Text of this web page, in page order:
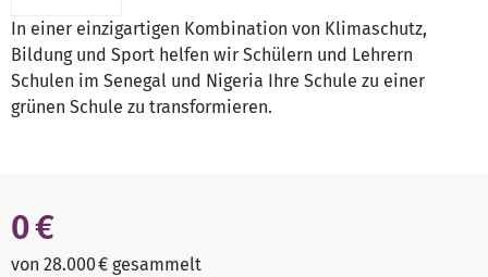
In einer einzigartigen Kombination von Klimaschutz,
Bildung und Sport helfen wir Schülern und Lehrern
Schulen im Senegal und Nigeria Ihre Schule zu einer
grünen Schule zu transformieren.
0 €
von 28.000 € gesammelt